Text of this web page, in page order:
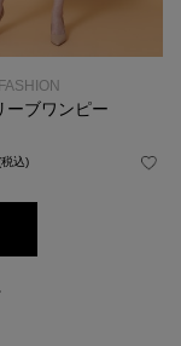
ーブワンピー
込)